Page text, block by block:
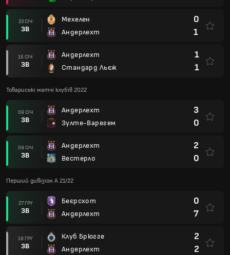
23 СІЧ
ЗВ
Мехелен
Андерлехт
0
1
16 СІЧ
ЗВ
Андерлехт
Стандард Льєж
1
1
Товариські матчі клубів 2022
09 СІЧ
ЗВ
Андерлехт
Зулте-Варегем
3
0
09 СІЧ
ЗВ
Андерлехт
Вестерло
2
0
Перший дивізіон А 21/22
27 ГРУ
ЗВ
Беєрсхот
Андерлехт
0
7
19 ГРУ
ЗВ
Клуб Брюгге
Андерлехт
2
2